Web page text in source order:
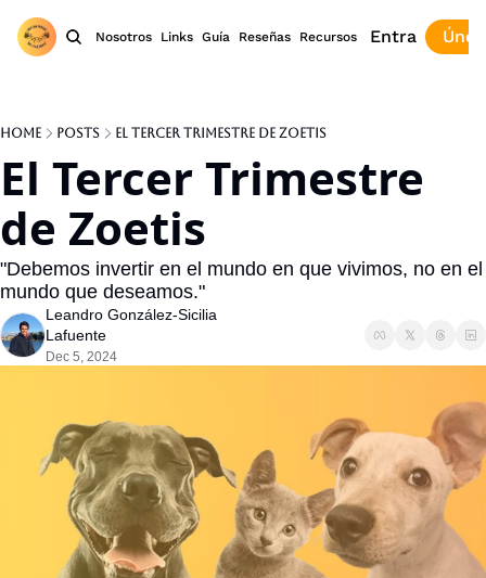
Nosotros Links Guía Reseñas Recursos Entra
Home Posts El Tercer Trimestre de Zoetis
El Tercer Trimestre
de Zoetis
"Debemos invertir en el mundo en que vivimos, no en el
mundo que deseamos."
Leandro González-Sicilia
Lafuente
Dec 5, 2024